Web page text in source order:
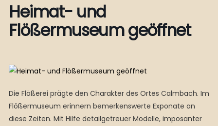
Heimat- und
Flößermuseum geöffnet
Die Flößerei prägte den Charakter des Ortes Calmbach. Im
Flößermuseum erinnern bemerkenswerte Exponate an
diese Zeiten. Mit Hilfe detailgetreuer Modelle, imposanter